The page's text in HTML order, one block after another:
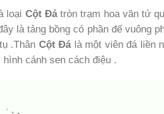
loại Cột Đátròn trạm hoa văn tứ
là tảng bồng có phần đế
.Thân Cột Đálà một viên đá liền
cánh sen cách điệu .